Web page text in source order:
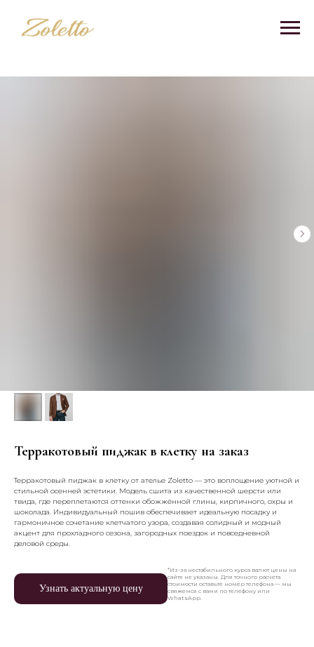
Терракотовый пиджак в клетку на заказ
Терракотовый пиджак в клетку от ателье Zoletto — это воплощение уютной и
стильной осенней эстетики. Модель сшита из качественной шерсти или
твида, где переплетаются оттенки обожжённой глины, кирпичного, охры и
шоколада. Индивидуальный пошив обеспечивает идеальную посадку и
гармоничное сочетание клетчатого узора, создавая солидный и модный
акцент для прохладного сезона, загородных поездок и повседневной
деловой среды.
Узнать актуальную цену
*Из-за нестабильного курса валют цены на
сайте не указаны. Для точного расчета
стоимости оставьте номер телефона — мы
свяжемся с вами по телефону или
WhatsApp.